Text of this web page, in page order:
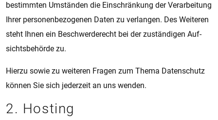
be­stimm­ten Um­stän­den die Ein­schrän­kung der Ver­a­r­bei­tung
Ihrer per­so­nen­be­zo­ge­nen Daten zu ver­lan­gen. Des Wei­te­ren
steht Ihnen ein Be­schwer­de­recht bei der zu­stän­di­gen Auf­
sichts­be­hör­de zu.
Hier­zu sowie zu wei­te­ren Fra­gen zum Thema Da­ten­schutz
kön­nen Sie sich je­der­zeit an uns wen­den.
2. Hos­ting